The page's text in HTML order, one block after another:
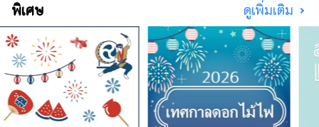
สถานที่มากมายที่คุณสามารถผ่อนคลายได้ ใน
หน้านี้ เราจะโพสต์สถานที่และบทความแนะนำเพื่อ
แนะนำสถานที่ท่องเที่ยวของเมืองยามากาตะ เช่น
สถานที่ยอดนิยม สถานที่ท่องเที่ยวที่ซ่อนอยู่ และ
ร้านอาหารอร่อย อย่างละเอียดและเข้าใจง่าย!
(รูปภาพและวิดีโอในหน้านี้: จัดทำโดยฝ่าย
ประชาสัมพันธ์ ฝ่ายกิจการทั่วไป เมืองยามากา
ตะ)
พิเศษ ดูเพิ่มเติม